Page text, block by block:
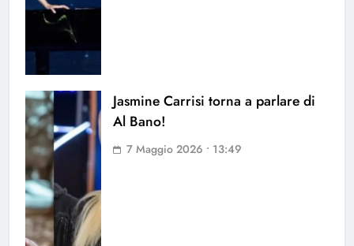
Jasmine Carrisi torna a parlare di
Al Bano!
7 Maggio 2026 • 13:49